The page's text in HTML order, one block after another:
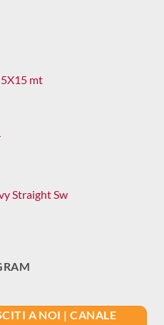
5X15 mt
Straight Sw
A NOI | CANALE